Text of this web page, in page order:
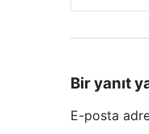
Bir yanıt
E-posta